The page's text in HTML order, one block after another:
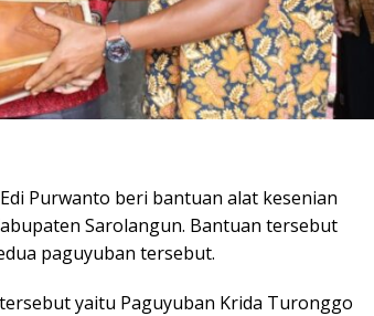
Purwanto beri bantuan alat kesenian
Sarolangun. Bantuan tersebut
paguyuban tersebut.
yaitu Paguyuban Krida Turonggo